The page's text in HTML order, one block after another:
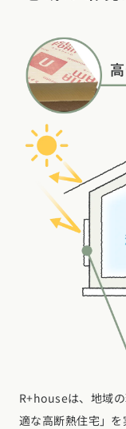
R+houseは、地域
適な高断熱住宅」を